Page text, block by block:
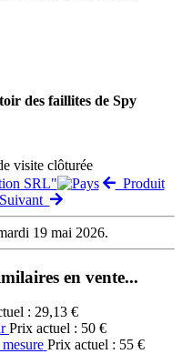
des faillites de Spy
visite clôturée
SRL"
Produit
19 mai 2026.
en vente...
: 29,13 €
Prix actuel : 50 €
Prix actuel : 55 €